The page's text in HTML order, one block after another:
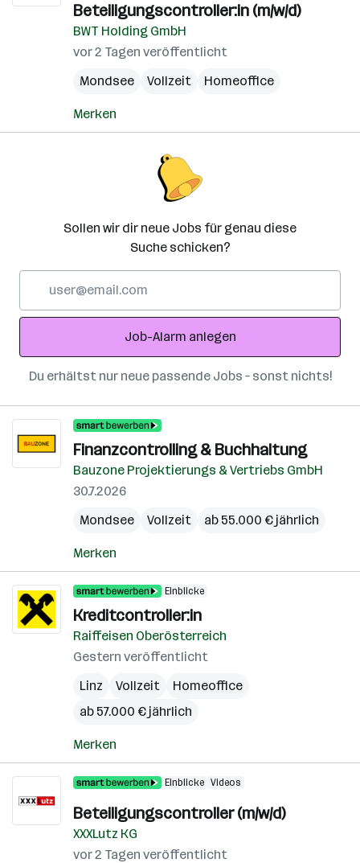
Beteiligungscontroller:in (m/w/d)
BWT Holding GmbH
vor 2 Tagen veröffentlicht
Mondsee
Vollzeit Homeoffice
Merken
Sollen wir dir neue Jobs für genau diese
Suche schicken?
Adresse
Job-Alarm anlegen
Du erhältst nur neue passende Jobs – sonst nichts!
Finanzcontrolling & Buchhaltung
Bauzone Projektierungs & Vertriebs GmbH
30.7.2026
Mondsee
Vollzeit ab 55.000 € jährlich
Merken
Einblicke
Kreditcontroller:in
Raiffeisen Oberösterreich
Gestern veröffentlicht
Linz
Vollzeit
Homeoffice
ab 57.000 € jährlich
Merken
Einblicke Videos
Beteiligungscontroller (m/w/d)
XXXLutz KG
vor 2 Tagen veröffentlicht